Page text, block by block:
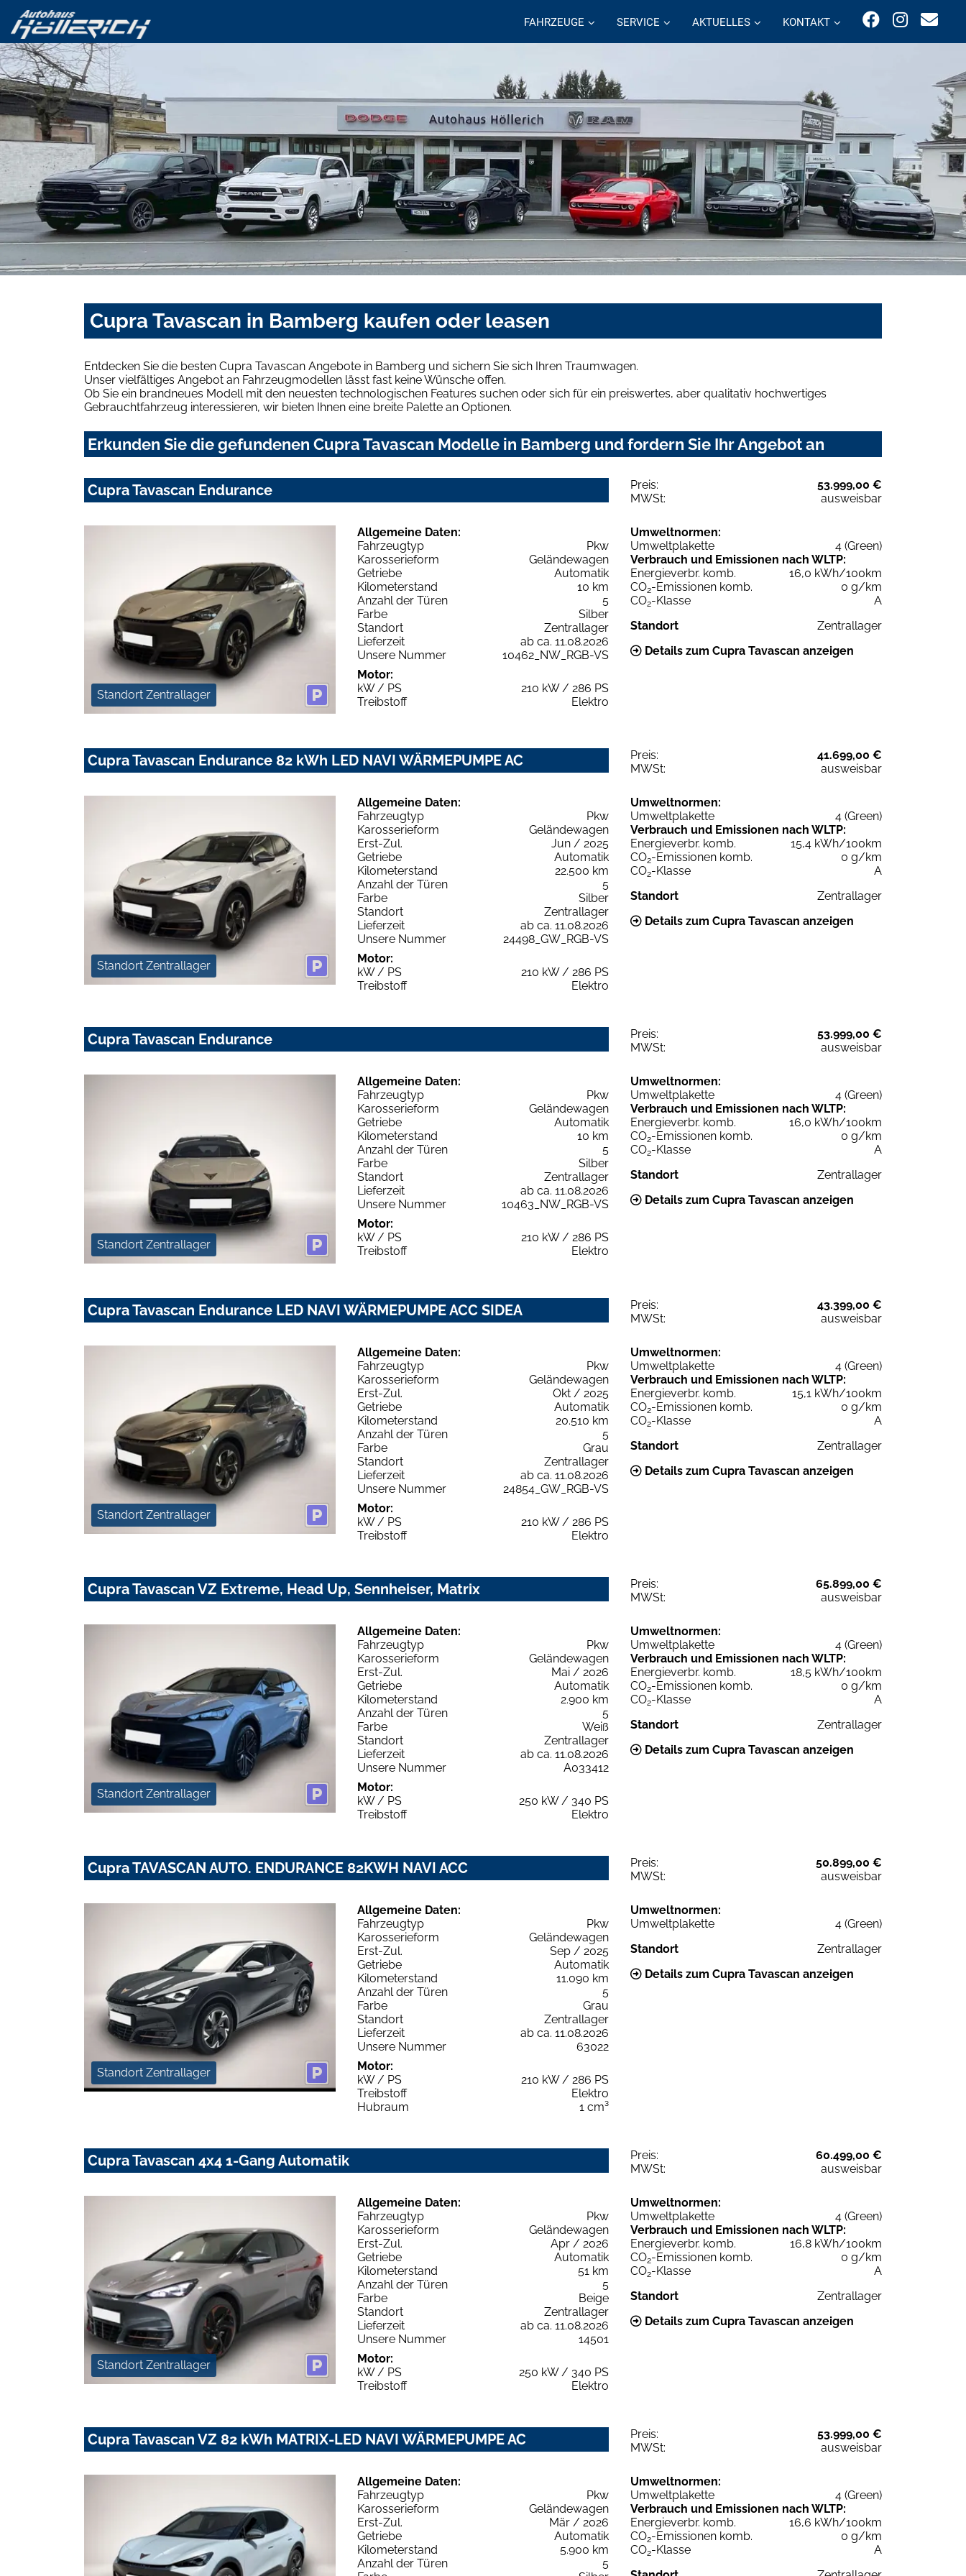
FAHRZEUGE SERVICE AKTUELLES KONTAKT
Cupra Tavascan in Bamberg kaufen oder leasen
Entdecken Sie die besten Cupra Tavascan Angebote in Bamberg und sichern Sie sich Ihren Traumwagen.
Unser vielfältiges Angebot an Fahrzeugmodellen lässt fast keine Wünsche offen.
Ob Sie ein brandneues Modell mit den neuesten technologischen Features suchen oder sich für ein preiswertes, aber qualitativ hochwertiges
Gebrauchtfahrzeug interessieren, wir bieten Ihnen eine breite Palette an Optionen.
Erkunden Sie die gefundenen Cupra Tavascan Modelle in Bamberg und fordern Sie Ihr Angebot an
Cupra Tavascan Endurance Preis:
53.999,00 €
MWSt:
ausweisbar
Standort Zentrallager
Allgemeine Daten:
Fahrzeugtyp
Pkw
Karosserieform
Geländewagen
Getriebe
Automatik
Kilometerstand
10 km
Anzahl der Türen
5
Farbe
Silber
Standort
Zentrallager
Lieferzeit
ab ca. 11.08.2026
Unsere Nummer
10462_NW_RGB-VS
Motor:
kW / PS
210 kW / 286 PS
Treibstoff
Elektro
Umweltnormen:
Umweltplakette
4 (Green)
Verbrauch und Emissionen nach WLTP:
Energieverbr. komb.
16,0 kWh/100km
CO2-Emissionen komb.
0 g/km
CO2-Klasse
A
Standort
Zentrallager
Details zum Cupra Tavascan anzeigen
Cupra Tavascan Endurance 82 kWh LED NAVI WÄRMEPUMPE AC Preis:
41.699,00 €
MWSt:
ausweisbar
Standort Zentrallager
Allgemeine Daten:
Fahrzeugtyp
Pkw
Karosserieform
Geländewagen
Erst-Zul.
Jun / 2025
Getriebe
Automatik
Kilometerstand
22.500 km
Anzahl der Türen
5
Farbe
Silber
Standort
Zentrallager
Lieferzeit
ab ca. 11.08.2026
Unsere Nummer
24498_GW_RGB-VS
Motor:
kW / PS
210 kW / 286 PS
Treibstoff
Elektro
Umweltnormen:
Umweltplakette
4 (Green)
Verbrauch und Emissionen nach WLTP:
Energieverbr. komb.
15,4 kWh/100km
CO2-Emissionen komb.
0 g/km
CO2-Klasse
A
Standort
Zentrallager
Details zum Cupra Tavascan anzeigen
Cupra Tavascan Endurance Preis:
53.999,00 €
MWSt:
ausweisbar
Standort Zentrallager
Allgemeine Daten:
Fahrzeugtyp
Pkw
Karosserieform
Geländewagen
Getriebe
Automatik
Kilometerstand
10 km
Anzahl der Türen
5
Farbe
Silber
Standort
Zentrallager
Lieferzeit
ab ca. 11.08.2026
Unsere Nummer
10463_NW_RGB-VS
Motor:
kW / PS
210 kW / 286 PS
Treibstoff
Elektro
Umweltnormen:
Umweltplakette
4 (Green)
Verbrauch und Emissionen nach WLTP:
Energieverbr. komb.
16,0 kWh/100km
CO2-Emissionen komb.
0 g/km
CO2-Klasse
A
Standort
Zentrallager
Details zum Cupra Tavascan anzeigen
Cupra Tavascan Endurance LED NAVI WÄRMEPUMPE ACC SIDEA Preis:
43.399,00 €
MWSt:
ausweisbar
Standort Zentrallager
Allgemeine Daten:
Fahrzeugtyp
Pkw
Karosserieform
Geländewagen
Erst-Zul.
Okt / 2025
Getriebe
Automatik
Kilometerstand
20.510 km
Anzahl der Türen
5
Farbe
Grau
Standort
Zentrallager
Lieferzeit
ab ca. 11.08.2026
Unsere Nummer
24854_GW_RGB-VS
Motor:
kW / PS
210 kW / 286 PS
Treibstoff
Elektro
Umweltnormen:
Umweltplakette
4 (Green)
Verbrauch und Emissionen nach WLTP:
Energieverbr. komb.
15,1 kWh/100km
CO2-Emissionen komb.
0 g/km
CO2-Klasse
A
Standort
Zentrallager
Details zum Cupra Tavascan anzeigen
Cupra Tavascan VZ Extreme, Head Up, Sennheiser, Matrix Preis:
65.899,00 €
MWSt:
ausweisbar
Standort Zentrallager
Allgemeine Daten:
Fahrzeugtyp
Pkw
Karosserieform
Geländewagen
Erst-Zul.
Mai / 2026
Getriebe
Automatik
Kilometerstand
2.900 km
Anzahl der Türen
5
Farbe
Weiß
Standort
Zentrallager
Lieferzeit
ab ca. 11.08.2026
Unsere Nummer
A033412
Motor:
kW / PS
250 kW / 340 PS
Treibstoff
Elektro
Umweltnormen:
Umweltplakette
4 (Green)
Verbrauch und Emissionen nach WLTP:
Energieverbr. komb.
18,5 kWh/100km
CO2-Emissionen komb.
0 g/km
CO2-Klasse
A
Standort
Zentrallager
Details zum Cupra Tavascan anzeigen
Cupra TAVASCAN AUTO. ENDURANCE 82KWH NAVI ACC Preis:
50.899,00 €
MWSt:
ausweisbar
Standort Zentrallager
Allgemeine Daten:
Fahrzeugtyp
Pkw
Karosserieform
Geländewagen
Erst-Zul.
Sep / 2025
Getriebe
Automatik
Kilometerstand
11.090 km
Anzahl der Türen
5
Farbe
Grau
Standort
Zentrallager
Lieferzeit
ab ca. 11.08.2026
Unsere Nummer
63022
Motor:
kW / PS
210 kW / 286 PS
Treibstoff
Elektro
Hubraum
1 cm³
Umweltnormen:
Umweltplakette
4 (Green)
Standort
Zentrallager
Details zum Cupra Tavascan anzeigen
Cupra Tavascan 4x4 1-Gang Automatik Preis:
60.499,00 €
MWSt:
ausweisbar
Standort Zentrallager
Allgemeine Daten:
Fahrzeugtyp
Pkw
Karosserieform
Geländewagen
Erst-Zul.
Apr / 2026
Getriebe
Automatik
Kilometerstand
51 km
Anzahl der Türen
5
Farbe
Beige
Standort
Zentrallager
Lieferzeit
ab ca. 11.08.2026
Unsere Nummer
14501
Motor:
kW / PS
250 kW / 340 PS
Treibstoff
Elektro
Umweltnormen:
Umweltplakette
4 (Green)
Verbrauch und Emissionen nach WLTP:
Energieverbr. komb.
16,8 kWh/100km
CO2-Emissionen komb.
0 g/km
CO2-Klasse
A
Standort
Zentrallager
Details zum Cupra Tavascan anzeigen
Cupra Tavascan VZ 82 kWh MATRIX-LED NAVI WÄRMEPUMPE AC Preis:
53.999,00 €
MWSt:
ausweisbar
Allgemeine Daten:
Fahrzeugtyp
Pkw
Karosserieform
Geländewagen
Erst-Zul.
Mär / 2026
Getriebe
Automatik
Kilometerstand
5.900 km
Anzahl der Türen
5
Umweltnormen:
Umweltplakette
4 (Green)
Verbrauch und Emissionen nach WLTP:
Energieverbr. komb.
16,6 kWh/100km
CO2-Emissionen komb.
0 g/km
CO2-Klasse
A